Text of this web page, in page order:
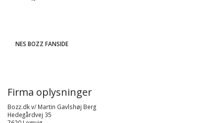
NES BOZZ FANSIDE
Firma oplysninger
Bozz.dk v/ Martin Gavlshøj Berg
Hedegårdvej 35